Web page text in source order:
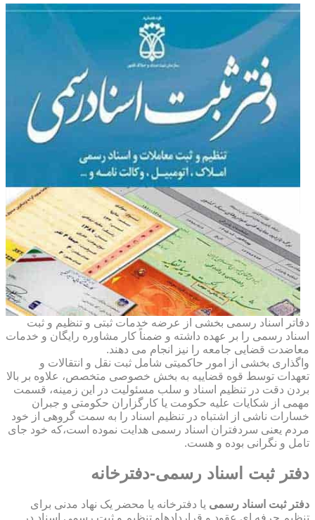
دفاتر اسناد رسمی بخشی از عرضه خدمات ثبتی و تنظیم و ثبت
اسناد رسمی را بر عهده داشته و ضمناً کار مشاوره رایگان و خدمات
معاضدت قضایی جامعه را نیز انجام می دهند.
واگذاری بخشی از امور حاکمیتی شامل ثبت نقل و انتقالات و
تعهدات توسط قوه قضاییه به بخش خصوصی متخصص، علاوه بر بالا
بردن دقت در تنظیم اسناد و سلب مسئولیت در این زمینه، قسمت
مهمی از شکایات علیه حکومت یا کارگزاران حکومتی و جبران
خسارات ناشی از اشتباه در تنظیم اسناد را به سمت گروهی از خود
مردم یعنی سردفتران اسناد رسمی هدایت نموده است،که خود جای
تامل و نگرانی بوده و هست.
دفتر ثبت اسناد رسمی-دفترخانه
دفتر ثبت اسناد رسمی یا دفترخانه یا محضر یک نهاد مدنی برای